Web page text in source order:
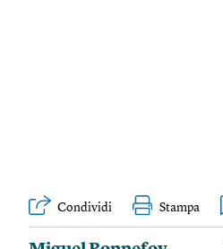
Condividi Stampa